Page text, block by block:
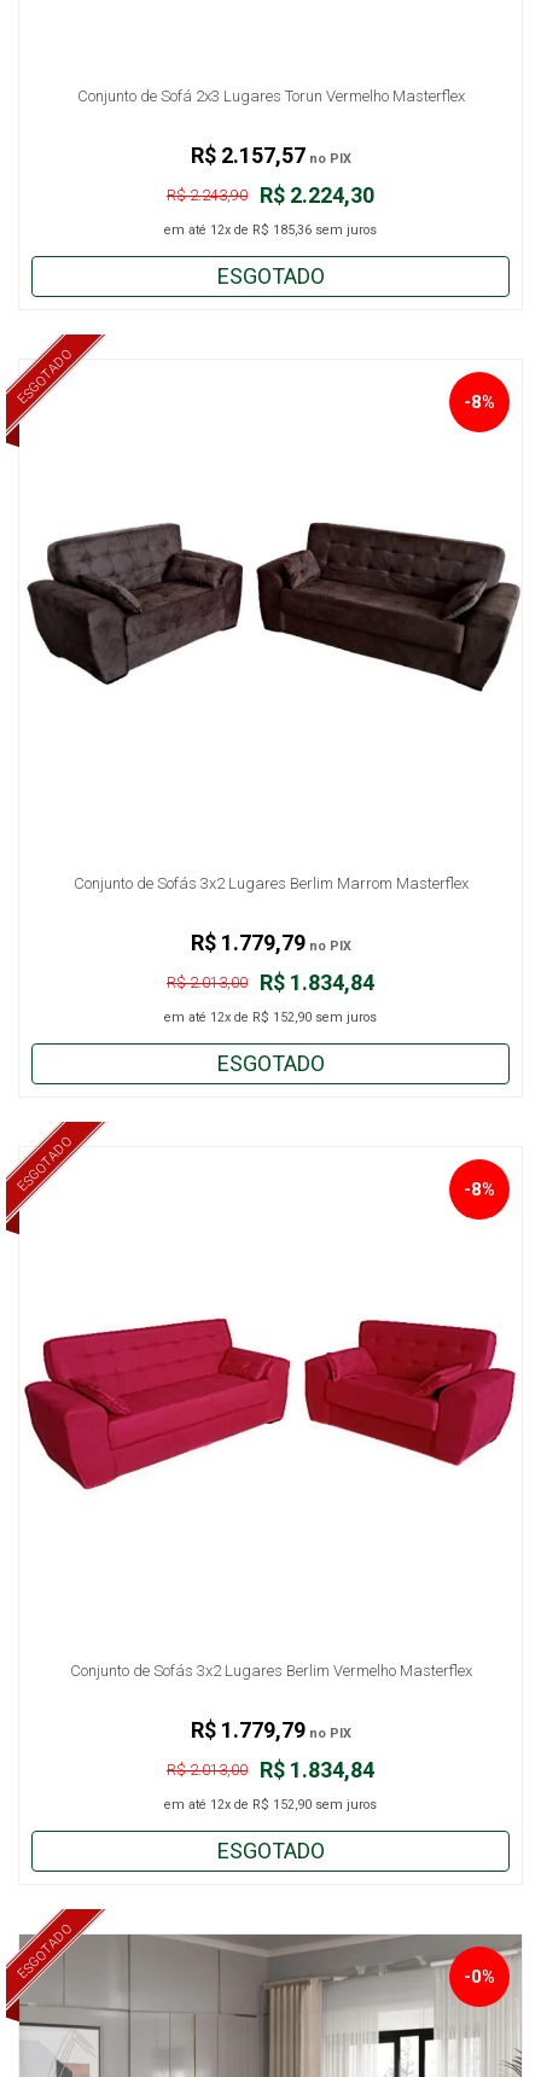
Conjunto de Sofá 2x3 Lugares Torun Vermelho Masterflex
R$ 2.224,30
R$ 2.243,90
em até 12x de R$ 185,36 sem juros
R$ 2.157,57 no PIX
ESGOTADO
ESGOTADO
Conjunto de Sofás 3x2 Lugares Berlim Marrom Masterflex
-8%
R$ 1.834,84
R$ 2.013,00
em até 12x de R$ 152,90 sem juros
R$ 1.779,79no PIX
ESGOTADO
ESGOTADO
Conjunto de Sofás 3x2 Lugares Berlim Vermelho Masterflex
-8%
R$ 1.834,84
R$ 2.013,00
em até 12x de R$ 152,90 sem juros
R$ 1.779,79no PIX
ESGOTADO
ESGOTADO -0%